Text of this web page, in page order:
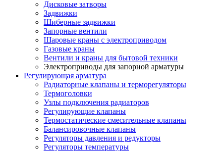
Дисковые затворы
Задвижки
Шиберные задвижки
Запорные вентили
Шаровые краны с электроприводом
Газовые краны
Вентили и краны для бытовой техники
Электроприводы для запорной арматуры
Регулирующая арматура
Радиаторные клапаны и терморегуляторы
Термоголовки
Узлы подключения радиаторов
Регулирующие клапаны
Термостатические смесительные клапаны
Балансировочные клапаны
Регуляторы давления и редукторы
Регуляторы температуры